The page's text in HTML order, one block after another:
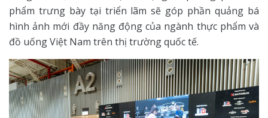
phẩm trưng bày tại triển lãm sẽ góp phần quảng bá
hình ảnh mới đầy năng động của ngành thực phẩm và
đồ uống Việt Nam trên thị trường quốc tế.